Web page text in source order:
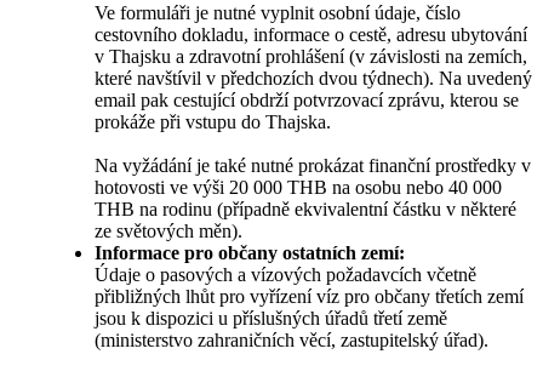
Ve formuláři je nutné vyplnit osobní údaje, číslo
cestovního dokladu, informace o cestě, adresu ubytování
v Thajsku a zdravotní prohlášení (v závislosti na zemích,
které navštívil v předchozích dvou týdnech). Na uvedený
email pak cestující obdrží potvrzovací zprávu, kterou se
prokáže při vstupu do Thajska.
Na vyžádání je také nutné prokázat finanční prostředky v
hotovosti ve výši 20 000 THB na osobu nebo 40 000
THB na rodinu (případně ekvivalentní částku v některé
ze světových měn).
Informace pro občany ostatních zemí:
Údaje o pasových a vízových požadavcích včetně
přibližných lhůt pro vyřízení víz pro občany třetích zemí
jsou k dispozici u příslušných úřadů třetí země
(ministerstvo zahraničních věcí, zastupitelský úřad).